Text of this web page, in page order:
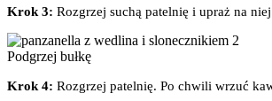
Krok 3: Rozgrzej suchą patelnię i upraż na
Podgrzej bułkę
Krok 4: Rozgrzej patelnię. Po chwili wrzuć